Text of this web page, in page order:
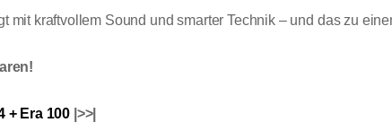
mit kraftvollem Sound und smarter Technik – und das zu
+ Era 100 |>>|